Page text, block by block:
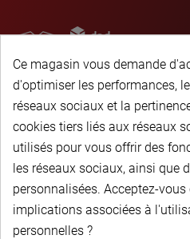
Ce magasin vous demande
d'optimiser les performances,
réseaux sociaux et la
cookies tiers liés aux réseaux
utilisés pour vous offrir des
les réseaux sociaux, ainsi que
personnalisées. Acceptez-
implications associées à
personnelles ?